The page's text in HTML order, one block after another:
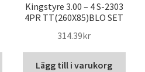
Kingstyre 3.00 – 4 S-2303
4PR TT(260X85)BLO SET
314.39kr
Lägg till i varukorg